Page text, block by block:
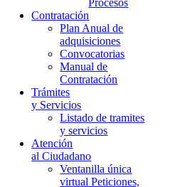
Procesos
Contratación
Plan Anual de
adquisiciones
Convocatorias
Manual de
Contratación
Trámites
y Servicios
Listado de tramites
y servicios
Atención
al Ciudadano
Ventanilla única
virtual Peticiones,